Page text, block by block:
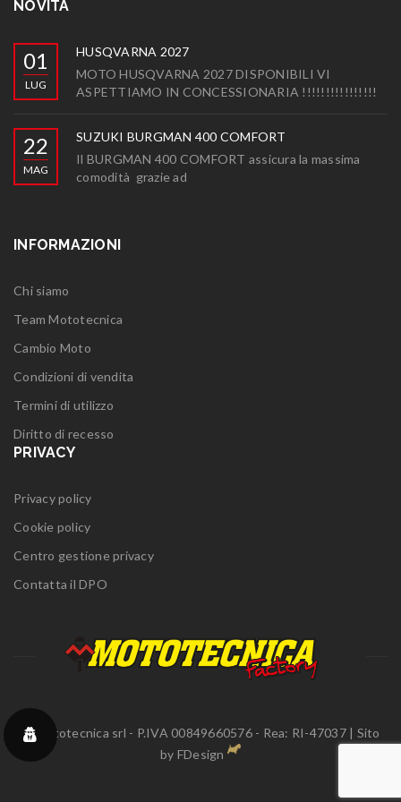
NOVITÀ
01
LUG
HUSQVARNA 2027
MOTO HUSQVARNA 2027 DISPONIBILI VI
ASPETTIAMO IN CONCESSIONARIA !!!!!!!!!!!!!!!!
22
MAG
SUZUKI BURGMAN 400 COMFORT
Il BURGMAN 400 COMFORT assicura la massima
comodità grazie ad
INFORMAZIONI
Chi siamo
Team Mototecnica
Cambio Moto
Condizioni di vendita
Termini di utilizzo
Diritto di recesso
PRIVACY
Privacy policy
Cookie policy
Centro gestione privacy
Contatta il DPO
© Mototecnica srl - P.IVA 00849660576 - Rea: RI-47037 | Sito
by FDesign